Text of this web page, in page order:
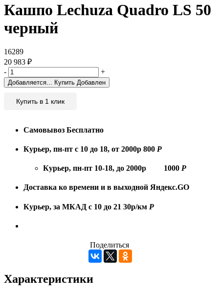
Кашпо Lechuza Quadro LS 50
черный
16289
20 983 ₽
-
+
Добавляется... Купить Добавлен
Купить в 1 клик
Самовывоз Бесплатно
Курьер, пн-пт с 10 до 18, от 2000р 800 Р
Курьер, пн-пт 10-18, до 2000р 1000 Р
Доставка ко времени и в выходной Яндекс.GO
Курьер, за МКАД с 10 до 21 30р/км Р
Поделиться
Характеристики